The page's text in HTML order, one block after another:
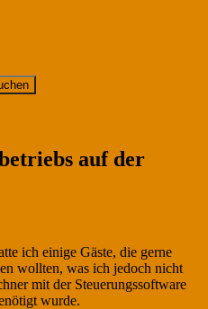
auf der
ich einige Gäste, die gerne
wollten, was ich jedoch nicht
mit der Steuerungssoftware
wurde.